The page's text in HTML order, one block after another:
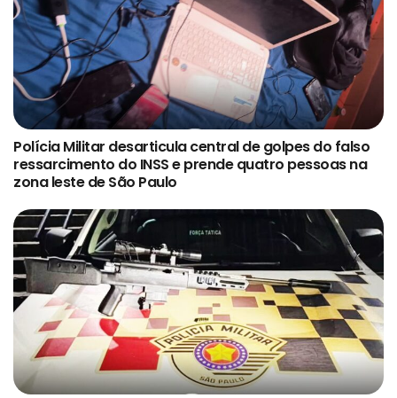
Polícia Militar desarticula central de golpes do falso
ressarcimento do INSS e prende quatro pessoas na
zona leste de São Paulo